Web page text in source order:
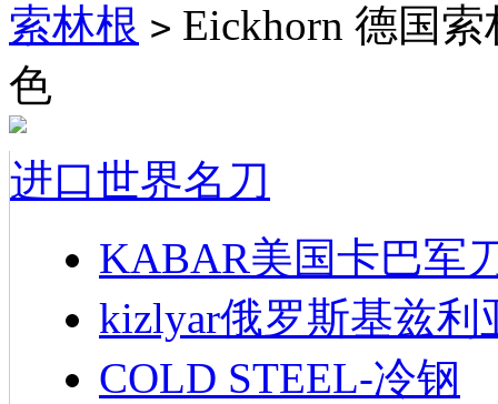
索林根 > Eickhorn 德国
色
进口世界名刀
KABAR美国卡巴军
kizlyar俄罗斯基兹利
COLD STEEL-冷钢